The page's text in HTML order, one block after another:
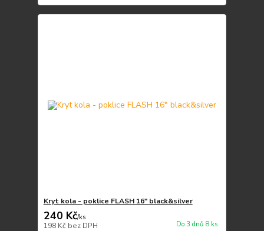
Kryt kola - poklice FLASH 16" black&silver
240 Kč/ks
198 Kč bez DPH Do 3 dnů 8 ks